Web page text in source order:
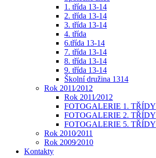
1. třída 13-14
2. třída 13-14
3. třída 13-14
4. třída
6.třída 13-14
7. třída 13-14
8. třída 13-14
9. třída 13-14
Školní družina 1314
Rok 2011⁄2012
Rok 2011⁄2012
FOTOGALERIE 1. TŘÍDY
FOTOGALERIE 2. TŘÍDY
FOTOGALERIE 5. TŘÍDY
Rok 2010⁄2011
Rok 2009⁄2010
Kontakty